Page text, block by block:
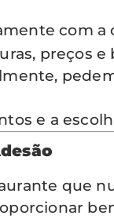
com a
preços e
e a
que